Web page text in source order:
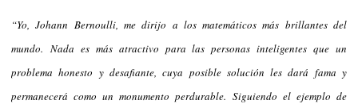
“Yo, Johann Bernoulli, me dirijo a los matemáticos más brillantes del
mundo. Nada es más atractivo para las personas inteligentes que un
problema honesto y desafiante, cuya posible solución les dará fama y
permanecerá como un monumento perdurable. Siguiendo el ejemplo de